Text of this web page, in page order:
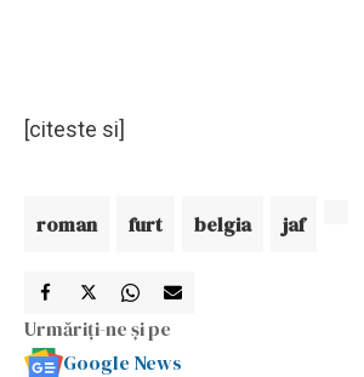
[citeste si]
roman furt belgia jaf
Urmăriți-ne și pe
Google News